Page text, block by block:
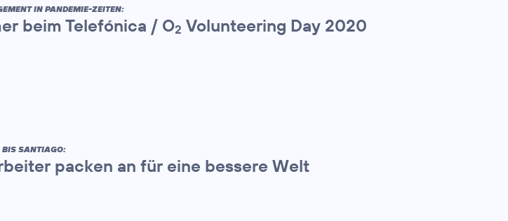
IN PANDEMIE-ZEITEN:
beim Telefónica / O2 Volunteering Day 2020
BIS SANTIAGO:
packen an für eine bessere Welt